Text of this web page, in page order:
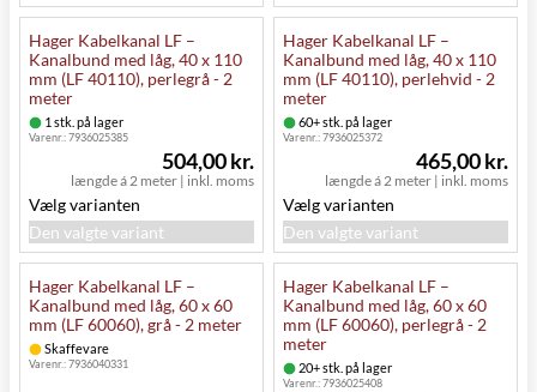
Hager Kabelkanal LF –
Kanalbund med låg, 40 x 110
mm (LF 40110), perlegrå - 2
meter
1 stk. på lager
Varenr.:7936025385
længde á 2 meter | inkl. moms
504,00 kr.
Vælg varianten
Den valgte variant
Hager Kabelkanal LF –
Kanalbund med låg, 40 x 110
mm (LF 40110), perlehvid - 2
meter
60+ stk. på lager
Varenr.:7936025372
længde á 2 meter | inkl. moms
465,00 kr.
Vælg varianten
Den valgte variant
Hager Kabelkanal LF –
Kanalbund med låg, 60 x 60
mm (LF 60060), grå - 2 meter
Skaffevare
Varenr.:7936040331
Hager Kabelkanal LF –
Kanalbund med låg, 60 x 60
mm (LF 60060), perlegrå - 2
meter
20+ stk. på lager
Varenr.:7936025408